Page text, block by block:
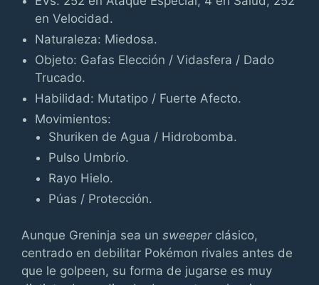
en Velocidad.
Naturaleza: Miedosa.
Objeto: Gafas Elección / Vidasfera / Dado
Trucado.
Habilidad: Mutatipo / Fuerte Afecto.
Movimientos:
Shuriken de Agua / Hidrobomba.
Pulso Umbrío.
Rayo Hielo.
Púas / Protección.
Aunque Greninja sea un sweeperclásico,
centrado en debilitar Pokémon rivales antes de
que le golpeen, su forma de jugarse es muy